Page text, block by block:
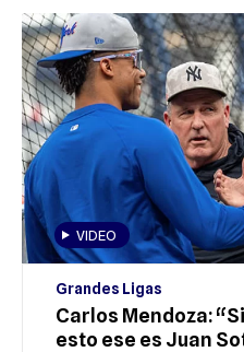
VIDEO
Grandes Ligas
Carlos Mendoza:
esto ese es Juan